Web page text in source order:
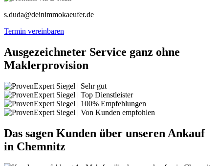
s.duda@deinimmokaeufer.de
Termin vereinbaren
Ausgezeichneter Service ganz ohne
Maklerprovision
Das sagen Kunden über unseren Ankauf
in Chemnitz